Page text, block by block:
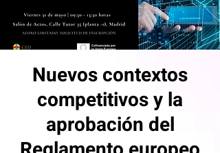
Nuevos contextos
competitivos y la
aprobación del